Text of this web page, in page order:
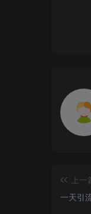
上一
一天引